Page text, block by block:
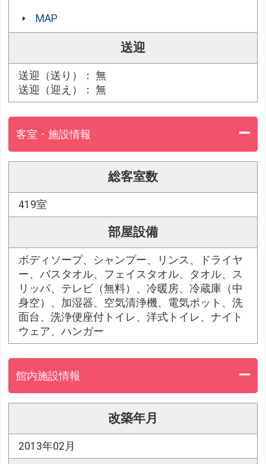
MAP
送迎
送迎（送り）： 無
送迎（迎え）： 無
客室・施設情報
総客室数
419室
部屋設備
ボディソープ、シャンプー、リンス、ドライヤ
ー、バスタオル、フェイスタオル、タオル、ス
リッパ、テレビ（無料）、冷暖房、冷蔵庫（中
身空）、加湿器、空気清浄機、電気ポット、洗
面台、洗浄便座付トイレ、洋式トイレ、ナイト
ウェア、ハンガー
館内施設情報
改築年月
2013年02月